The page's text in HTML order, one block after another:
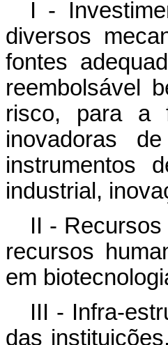
I -
diversos
fontes
reembolsável
risco, para a
inovadoras
instrumentos
industrial,
II -
recursos
em
III - Infra-
das